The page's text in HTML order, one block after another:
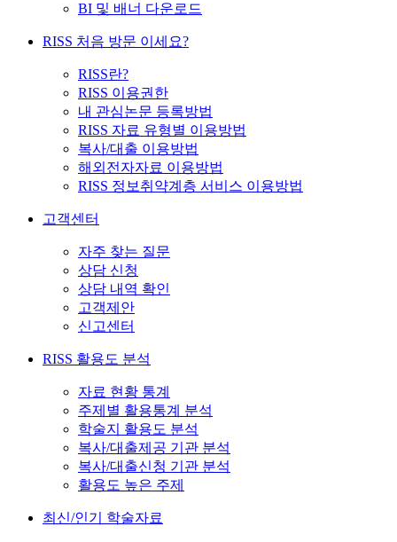
BI 및 배너 다운로드
RISS 처음 방문 이세요?
RISS란?
RISS 이용권한
내 관심논문 등록방법
RISS 자료 유형별 이용방법
복사/대출 이용방법
해외전자자료 이용방법
RISS 정보취약계층 서비스 이용방법
고객센터
자주 찾는 질문
상담 신청
상담 내역 확인
고객제안
신고센터
RISS 활용도 분석
자료 현황 통계
주제별 활용통계 분석
학술지 활용도 분석
복사/대출제공 기관 분석
복사/대출신청 기관 분석
활용도 높은 주제
최신/인기 학술자료